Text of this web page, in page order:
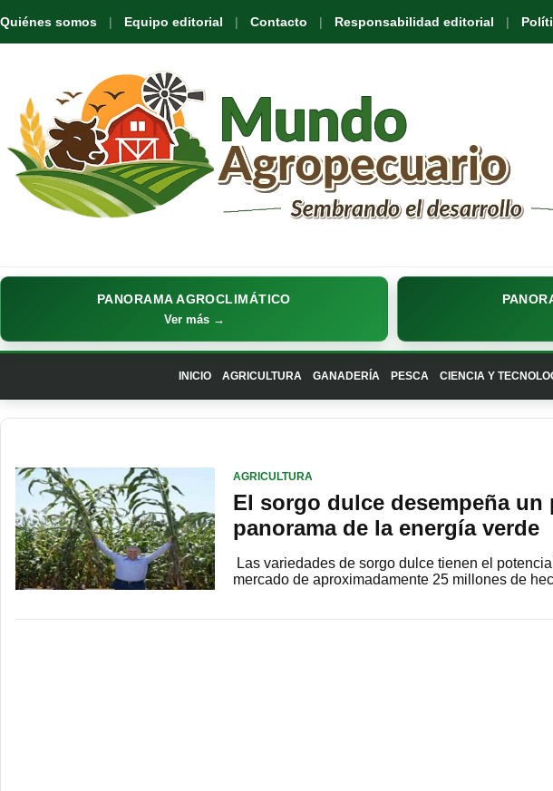
Quiénes somos Equipo editorial Contacto Responsabilidad editorial
PANORAMA AGROCLIMÁTICO
Ver más →
INICIO AGRICULTURA GANADERÍA PESCA CIENCIA Y
AGRICULTURA
El sorgo dulce desempeña un
panorama de la energía verde
Las variedades de sorgo dulce tienen el
mercado de aproximadamente 25 millones de